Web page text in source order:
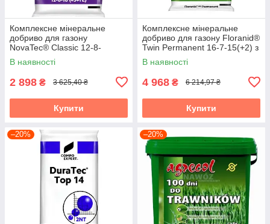
Комплексне мінеральне
добриво для газону
NovaTec® Classic 12-8-
16(+3+TE) з пролонгованою
дією, Осень, 25 кг,
В наявності
2 898 ₴ 3 625,40 ₴
Купити
Комплексне мінеральне
добриво для газону Floranid®
Twin Permanent 16-7-15(+2) з
пролонгованою дією, 25 кг,
В наявності
4 968 ₴ 6 214,97 ₴
Купити
–20% –20%